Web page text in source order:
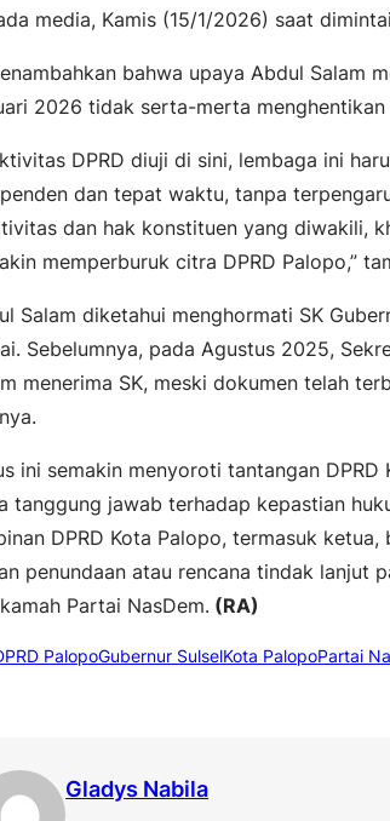
media, Kamis (15/1/2026) saat
bahwa upaya Abdul Salam
2026 tidak serta-merta menghentikan
DPRD diuji di sini, lembaga ini
dan tepat waktu, tanpa
dan hak konstituen yang diwakili,
memperburuk citra DPRD Palopo,”
Salam diketahui menghormati SK
Sebelumnya, pada Agustus 2025,
menerima SK, meski dokumen telah
ini semakin menyoroti tantangan
tanggung jawab terhadap kepastian
DPRD Kota Palopo, termasuk
penundaan atau rencana tindak lanjut
Partai NasDem. (RA)
PalopoGubernur SulselKota PalopoPartai
Gladys Nabila